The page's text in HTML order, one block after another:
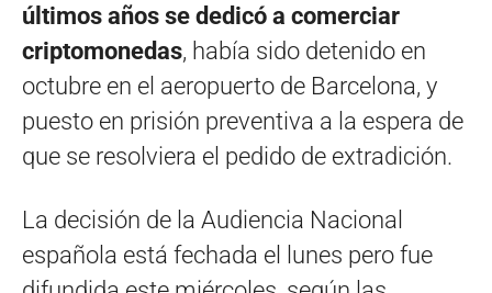
últimos años se dedicó a comerciar
criptomonedas, había sido detenido en
octubre en el aeropuerto de Barcelona, y
puesto en prisión preventiva a la espera de
que se resolviera el pedido de extradición.
La decisión de la Audiencia Nacional
española está fechada el lunes pero fue